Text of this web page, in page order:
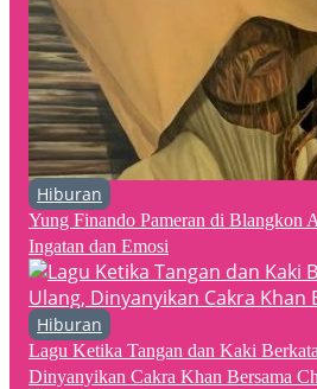
Hiburan
Yung Finando Pameran di Blangkon
Ingatan dan Emosi
Hiburan
Lagu Ketika Tangan dan Kaki
Dinyanyikan Cakra Khan Bersama